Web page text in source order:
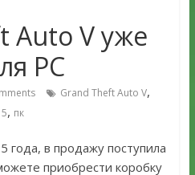
Auto V уже
PC
Grand Theft Auto V,
, пк
года, в продажу поступила
приобрести коробку